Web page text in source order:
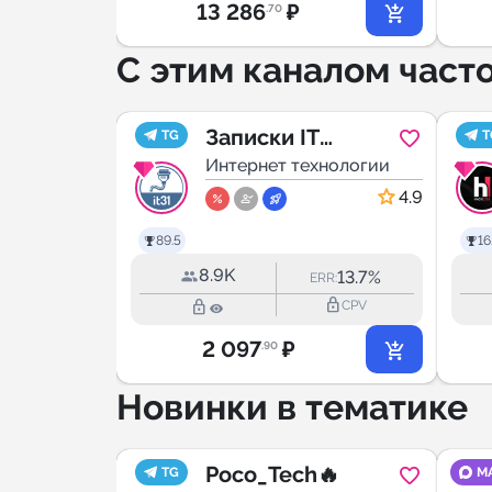
13 286.70 ₽
С этим каналом
TG
89.5
Записки IT
специалиста
Интернет технологии
4.9
8.9K ERR:13.7%
lock_outline lock_outlineCPV
2 097.90 ₽
Новинки в тематике
TG Poco_Tech🔥